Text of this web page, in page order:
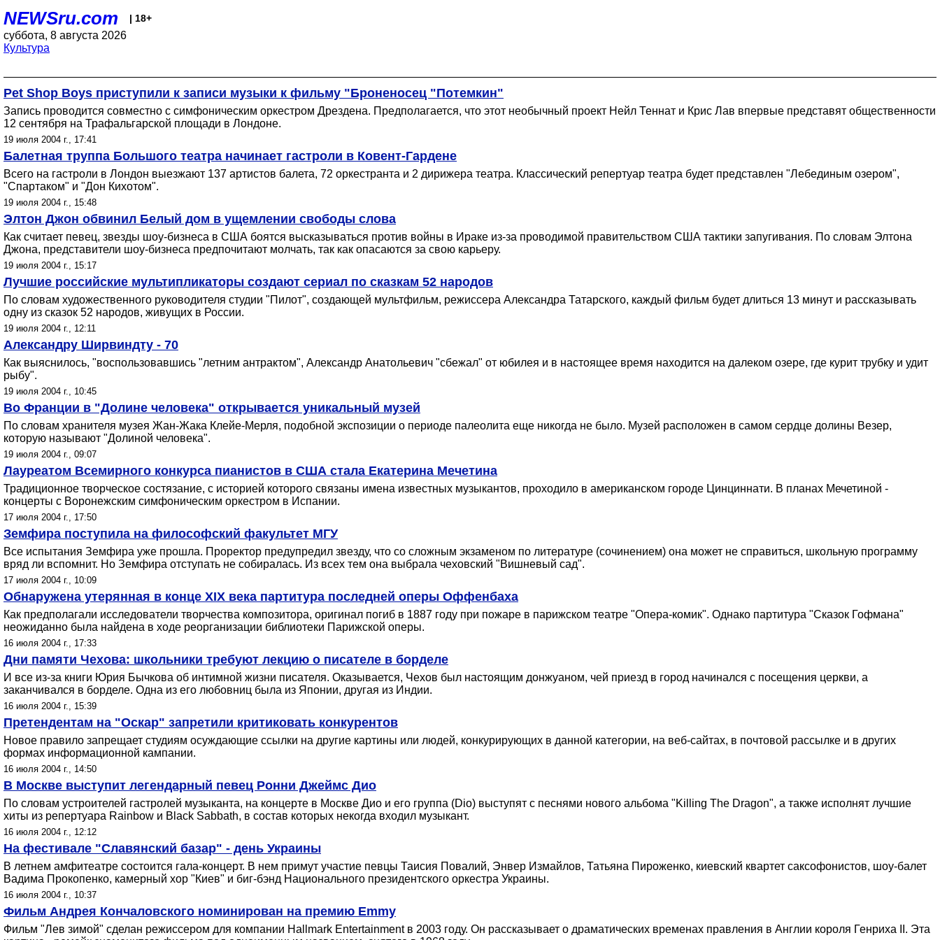
NEWSru.com | 18+
суббота, 8 августа 2026
Культура
Pet Shop Boys приступили к записи музыки к фильму "Броненосец "Потемкин"
Запись проводится совместно с симфоническим оркестром Дрездена. Предполагается, что этот необычный проект Нейл Теннат и Крис Лав впервые представят общественности
12 сентября на Трафальгарской площади в Лондоне.
19 июля 2004 г., 17:41
Балетная труппа Большого театра начинает гастроли в Ковент-Гардене
Всего на гастроли в Лондон выезжают 137 артистов балета, 72 оркестранта и 2 дирижера театра. Классический репертуар театра будет представлен "Лебединым озером",
"Спартаком" и "Дон Кихотом".
19 июля 2004 г., 15:48
Элтон Джон обвинил Белый дом в ущемлении свободы слова
Как считает певец, звезды шоу-бизнеса в США боятся высказываться против войны в Ираке из-за проводимой правительством США тактики запугивания. По словам Элтона
Джона, представители шоу-бизнеса предпочитают молчать, так как опасаются за свою карьеру.
19 июля 2004 г., 15:17
Лучшие российские мультипликаторы создают сериал по сказкам 52 народов
По словам художественного руководителя студии "Пилот", создающей мультфильм, режиссера Александра Татарского, каждый фильм будет длиться 13 минут и рассказывать
одну из сказок 52 народов, живущих в России.
19 июля 2004 г., 12:11
Александру Ширвиндту - 70
Как выяснилось, "воспользовавшись "летним антрактом", Александр Анатольевич "сбежал" от юбилея и в настоящее время находится на далеком озере, где курит трубку и удит
рыбу".
19 июля 2004 г., 10:45
Во Франции в "Долине человека" открывается уникальный музей
По словам хранителя музея Жан-Жака Клейе-Мерля, подобной экспозиции о периоде палеолита еще никогда не было. Музей расположен в самом сердце долины Везер,
которую называют "Долиной человека".
19 июля 2004 г., 09:07
Лауреатом Всемирного конкурса пианистов в США стала Екатерина Мечетина
Традиционное творческое состязание, с историей которого связаны имена известных музыкантов, проходило в американском городе Цинциннати. В планах Мечетиной -
концерты с Воронежским симфоническим оркестром в Испании.
17 июля 2004 г., 17:50
Земфира поступила на философский факультет МГУ
Все испытания Земфира уже прошла. Проректор предупредил звезду, что со сложным экзаменом по литературе (сочинением) она может не справиться, школьную программу
вряд ли вспомнит. Но Земфира отступать не собиралась. Из всех тем она выбрала чеховский "Вишневый сад".
17 июля 2004 г., 10:09
Обнаружена утерянная в конце XIX века партитура последней оперы Оффенбаха
Как предполагали исследователи творчества композитора, оригинал погиб в 1887 году при пожаре в парижском театре "Опера-комик". Однако партитура "Сказок Гофмана"
неожиданно была найдена в ходе реорганизации библиотеки Парижской оперы.
16 июля 2004 г., 17:33
Дни памяти Чехова: школьники требуют лекцию о писателе в борделе
И все из-за книги Юрия Бычкова об интимной жизни писателя. Оказывается, Чехов был настоящим донжуаном, чей приезд в город начинался с посещения церкви, а
заканчивался в борделе. Одна из его любовниц была из Японии, другая из Индии.
16 июля 2004 г., 15:39
Претендентам на "Оскар" запретили критиковать конкурентов
Новое правило запрещает студиям осуждающие ссылки на другие картины или людей, конкурирующих в данной категории, на веб-сайтах, в почтовой рассылке и в других
формах информационной кампании.
16 июля 2004 г., 14:50
В Москве выступит легендарный певец Ронни Джеймс Дио
По словам устроителей гастролей музыканта, на концерте в Москве Дио и его группа (Dio) выступят с песнями нового альбома "Killing The Dragon", а также исполнят лучшие
хиты из репертуара Rainbow и Black Sabbath, в состав которых некогда входил музыкант.
16 июля 2004 г., 12:12
На фестивале "Славянский базар" - день Украины
В летнем амфитеатре состоится гала-концерт. В нем примут участие певцы Таисия Повалий, Энвер Измайлов, Татьяна Пироженко, киевский квартет саксофонистов, шоу-балет
Вадима Прокопенко, камерный хор "Киев" и биг-бэнд Национального президентского оркестра Украины.
16 июля 2004 г., 10:37
Фильм Андрея Кончаловского номинирован на премию Emmy
Фильм "Лев зимой" сделан режиссером для компании Hallmark Entertainment в 2003 году. Он рассказывает о драматических временах правления в Англии короля Генриха II. Эта